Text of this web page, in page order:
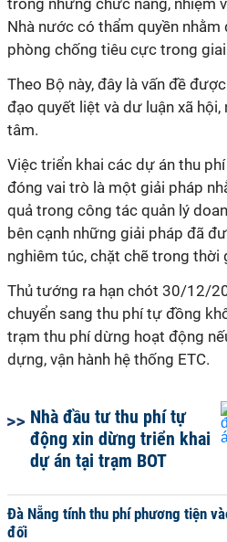
trong những chức năng, nhiệm
Nhà nước có thẩm quyền
phòng chống tiêu cực trong
Theo Bộ này, đây là vấn đề
đạo quyết liệt và dư luận xã
tâm.
Việc triển khai các dự án thu
đóng vai trò là một giải pháp
quả trong công tác quản lý
bên cạnh những giải pháp đã
nghiêm túc, chặt chẽ trong thời
Thủ tướng ra hạn chót 30/12/
chuyển sang thu phí tự đồng
trạm thu phí dừng hoạt động
dựng, vận hành hệ thống ETC.
Nhà đầu tư thu phí tự
động xin dừng triển khai
dự án tại trạm BOT
Đà Nẵng tính thu phí phương tiện
đối